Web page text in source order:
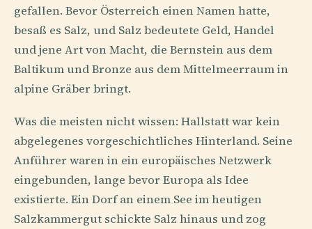
gefallen. Bevor Österreich einen Namen hatte,
besaß es Salz, und Salz bedeutete Geld, Handel
und jene Art von Macht, die Bernstein aus dem
Baltikum und Bronze aus dem Mittelmeerraum in
alpine Gräber bringt.
Was die meisten nicht wissen: Hallstatt war kein
abgelegenes vorgeschichtliches Hinterland. Seine
Anführer waren in ein europäisches Netzwerk
eingebunden, lange bevor Europa als Idee
existierte. Ein Dorf an einem See im heutigen
Salzkammergut schickte Salz hinaus und zog